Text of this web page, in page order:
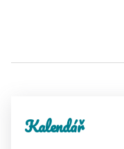
Kalendář